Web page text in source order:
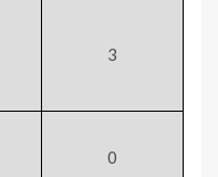
​3
​​0